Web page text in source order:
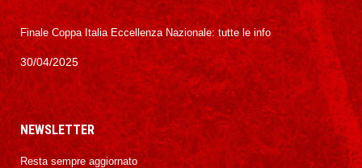
Finale Coppa Italia Eccellenza Nazionale: tutte le info
30/04/2025
NEWSLETTER
Resta sempre aggiornato